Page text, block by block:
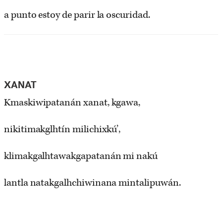
a punto estoy de parir la oscuridad.
XANAT
Kmaskiwipatanán xanat, kgawa,
nikitimakglhtín milichixkú’,
klimakgalhtawakgapatanán mi nakú
lantla natakgalhchiwinana mintalipuwán.